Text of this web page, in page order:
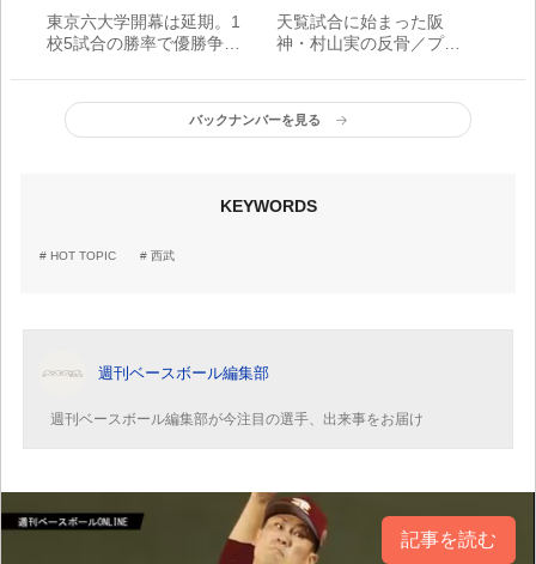
東京六大学開幕は延期。1
校5試合の勝率で優勝争い
天覧試合に始まった阪
神・村山実の反骨／プロ
【1959年】
バックナンバーを見る
KEYWORDS
HOT TOPIC 西武
週刊ベースボール編集部
週刊ベースボール編集部が今注目の選手、出来事をお届け
記事を読む